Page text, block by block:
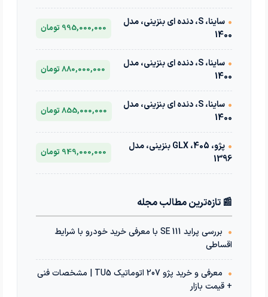
•
ساینا، S، دنده ای بنزینی، مدل
1400
995,000,000 تومان
•
ساینا، S، دنده ای بنزینی، مدل
1400
880,000,000 تومان
•
ساینا، S، دنده ای بنزینی، مدل
1400
855,000,000 تومان
•
پژو، 405، GLX بنزینی، مدل
1396
949,000,000 تومان
📰 تازه‌ترین مطالب مجله
•
بررسی پراید 111 SE با معرفی خرید خودرو با شرایط
اقساطی
•
معرفی و خرید پژو 207 اتوماتیک TU5 | مشخصات فنی
+ قیمت بازار